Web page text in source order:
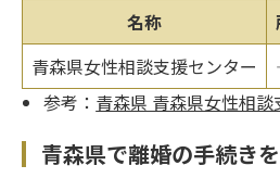
名称
青森県女性相談支援センター
参考： 青森県 青森県女性相談
青森県で離婚の手続き